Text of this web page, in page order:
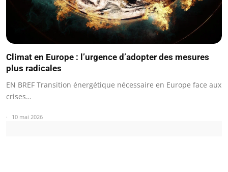
Climat en Europe : l’urgence d’adopter des mesures
plus radicales
EN BREF Transition énergétique nécessaire en Europe face aux
crises…
10 mai 2026